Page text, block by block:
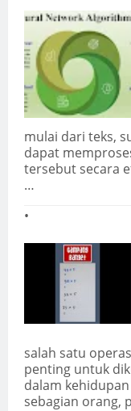
mulai dari teks,
dapat
tersebut secara
…
salah satu
penting untuk
dalam
sebagian orang,